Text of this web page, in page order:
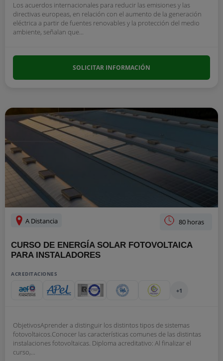
Los acuerdos internacionales para reducir las emisiones y las
directivas europeas, en relación con el aumento de la generación
eléctrica a partir de fuentes renovables y la protección del medio
ambiente, señalan que...
SOLICITAR INFORMACIÓN
A Distancia 80 horas
CURSO DE ENERGÍA SOLAR FOTOVOLTAICA
PARA INSTALADORES
ACREDITACIONES
+1
ObjetivosAprender a distinguir los distintos tipos de sistemas
fotovoltaicos.Conocer las características comunes de las distintas
instalaciones fotovoltaicas. Diploma acreditativo: Al finalizar el
curso,...